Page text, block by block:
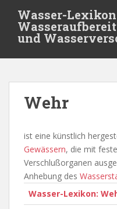
t
Wasser-
und
Wehr
ist eine künstlich
Gewässern, die mit
Verschlußorganen
Anhebung des
Wasser-Lexikon: